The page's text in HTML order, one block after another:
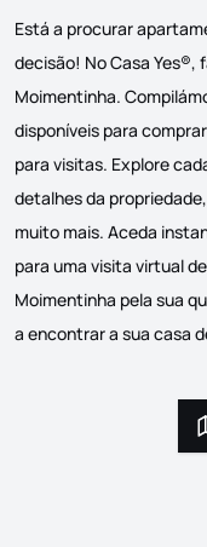
Está a procurar
decisão! No Casa Yes®,
Moimentinha.
disponíveis para
para visitas. Explore
detalhes da
muito mais. Aceda
para uma visita virtual
Moimentinha pela sua
a encontrar a sua casa